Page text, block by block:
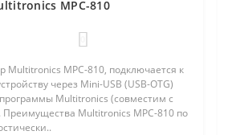
MPC-810
Multitronics MPC-810, подключается к
через Mini-USB (USB-OTG)
Multitronics (совместим с
Multitronics MPC-810 по